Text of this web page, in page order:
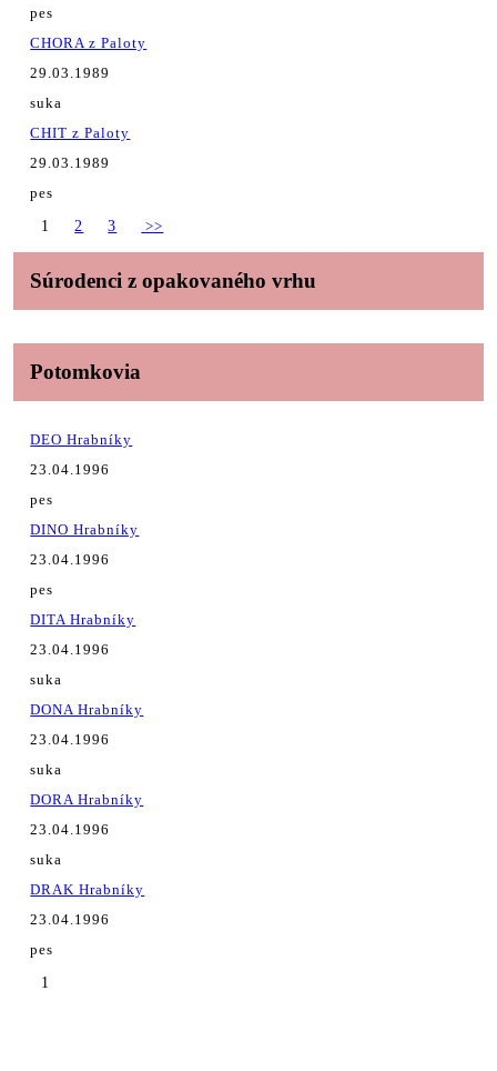
pes
CHORA z Paloty
29.03.1989
suka
CHIT z Paloty
29.03.1989
pes
1
2 3 >>
Súrodenci z opakovaného vrhu
Potomkovia
DEO Hrabníky
23.04.1996
pes
DINO Hrabníky
23.04.1996
pes
DITA Hrabníky
23.04.1996
suka
DONA Hrabníky
23.04.1996
suka
DORA Hrabníky
23.04.1996
suka
DRAK Hrabníky
23.04.1996
pes
1